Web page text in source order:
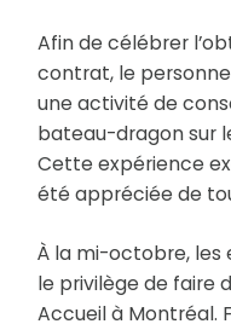
Afin de célébrer
contrat, le
une activité de
bateau-dragon sur
Cette expérience
été appréciée de
À la mi-octobre,
le privilège de faire
Accueil à Montréal.